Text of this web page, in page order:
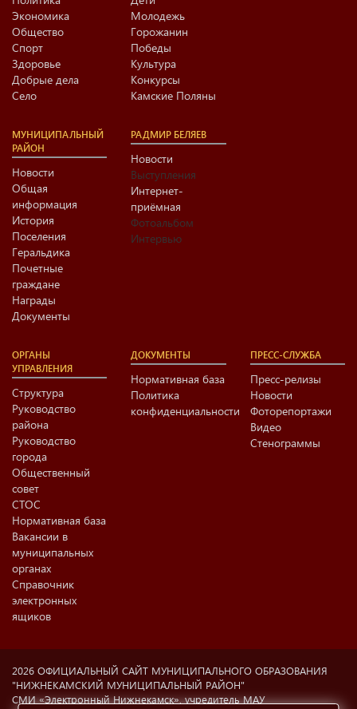
Экономика
Общество
Спорт
Здоровье
Добрые дела
Село
Молодежь
Горожанин
Победы
Культура
Конкурсы
Камские Поляны
МУНИЦИПАЛЬНЫЙ
РАЙОН
Новости
Общая
информация
История
Поселения
Геральдика
Почетные
граждане
Награды
Документы
РАДМИР БЕЛЯЕВ
Новости
Выступления
Интернет-
приёмная
Фотоальбом
Интервью
ОРГАНЫ
УПРАВЛЕНИЯ
Структура
Руководство
района
Руководство
города
Общественный
совет
СТОС
Нормативная база
Вакансии в
муниципальных
органах
Справочник
электронных
ящиков
ДОКУМЕНТЫ
Нормативная база
Политика
конфиденциальности
ПРЕСС-СЛУЖБА
Пресс-релизы
Новости
Фоторепортажи
Видео
Стенограммы
2026 ОФИЦИАЛЬНЫЙ САЙТ МУНИЦИПАЛЬНОГО ОБРАЗОВАНИЯ
"НИЖНЕКАМСКИЙ МУНИЦИПАЛЬНЫЙ РАЙОН"
СМИ «Электронный Нижнекамск», учредитель МАУ